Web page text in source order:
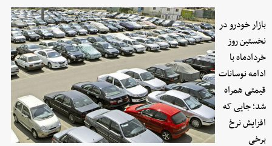
بازار خودرو در
نخستین روز
خردادماه با
ادامه نوسانات
قیمتی همراه
شد؛ جایی که
افزایش نرخ
برخی